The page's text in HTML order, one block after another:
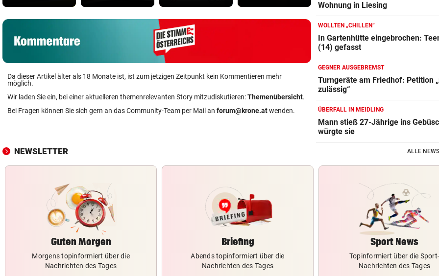
Da dieser Artikel älter als 18 Monate ist, ist zum jetzigen Zeitpunkt kein Kommentieren mehr
möglich.
Wir laden Sie ein, bei einer aktuelleren themenrelevanten Story mitzudiskutieren:Themenübersicht.
Bei Fragen können Sie sich gern an das Community-Team per Mail an forum@krone.atwenden.
Wohnung in Liesing
WOLLTEN „CHILLEN“
In Gartenhütte eingebrochen:
(14) gefasst
GEGNER AUSGEBREMST
Turngeräte am Friedhof: Petition
zulässig“
ÜBERFALL IN MEIDLING
Mann stieß 27-Jährige ins
würgte sie
NEWSLETTER ALLE
Guten Morgen
Morgens topinformiert über die
Nachrichten des Tages
Briefing
Abends topinformiert über die
Nachrichten des Tages
Sport News
Topinformiert über die Sport-
Nachrichten des Tages